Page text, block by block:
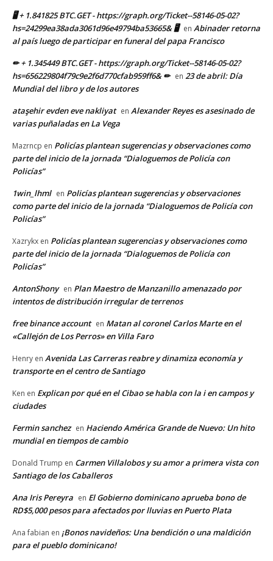
🖥 + 1.841825 BTC.GET - https://graph.org/Ticket--58146-05-02?
hs=24299ea38ada3061d96e49794ba53665& 🖥 en Abinader retorna
al país luego de participar en funeral del papa Francisco
✏ + 1.345449 BTC.GET - https://graph.org/Ticket--58146-05-02?
hs=656229804f79c9e2f6d770cfab959ff6& ✏ en 23 de abril: Día
Mundial del libro y de los autores
ataşehir evden eve nakliyat en Alexander Reyes es asesinado de
varias puñaladas en La Vega
Mazrncp en Policías plantean sugerencias y observaciones como
parte del inicio de la jornada “Dialoguemos de Policía con
Policías”
1win_lhml en Policías plantean sugerencias y observaciones
como parte del inicio de la jornada “Dialoguemos de Policía con
Policías”
Xazrykx en Policías plantean sugerencias y observaciones como
parte del inicio de la jornada “Dialoguemos de Policía con
Policías”
AntonShony en Plan Maestro de Manzanillo amenazado por
intentos de distribución irregular de terrenos
free binance account en Matan al coronel Carlos Marte en el
«Callejón de Los Perros» en Villa Faro
Henry en Avenida Las Carreras reabre y dinamiza economía y
transporte en el centro de Santiago
Ken en Explican por qué en el Cibao se habla con la i en campos y
ciudades
Fermin sanchez en Haciendo América Grande de Nuevo: Un hito
mundial en tiempos de cambio
Donald Trump en Carmen Villalobos y su amor a primera vista con
Santiago de los Caballeros
Ana Iris Pereyra en El Gobierno dominicano aprueba bono de
RD$5,000 pesos para afectados por lluvias en Puerto Plata
Ana fabian en ¡Bonos navideños: Una bendición o una maldición
para el pueblo dominicano!